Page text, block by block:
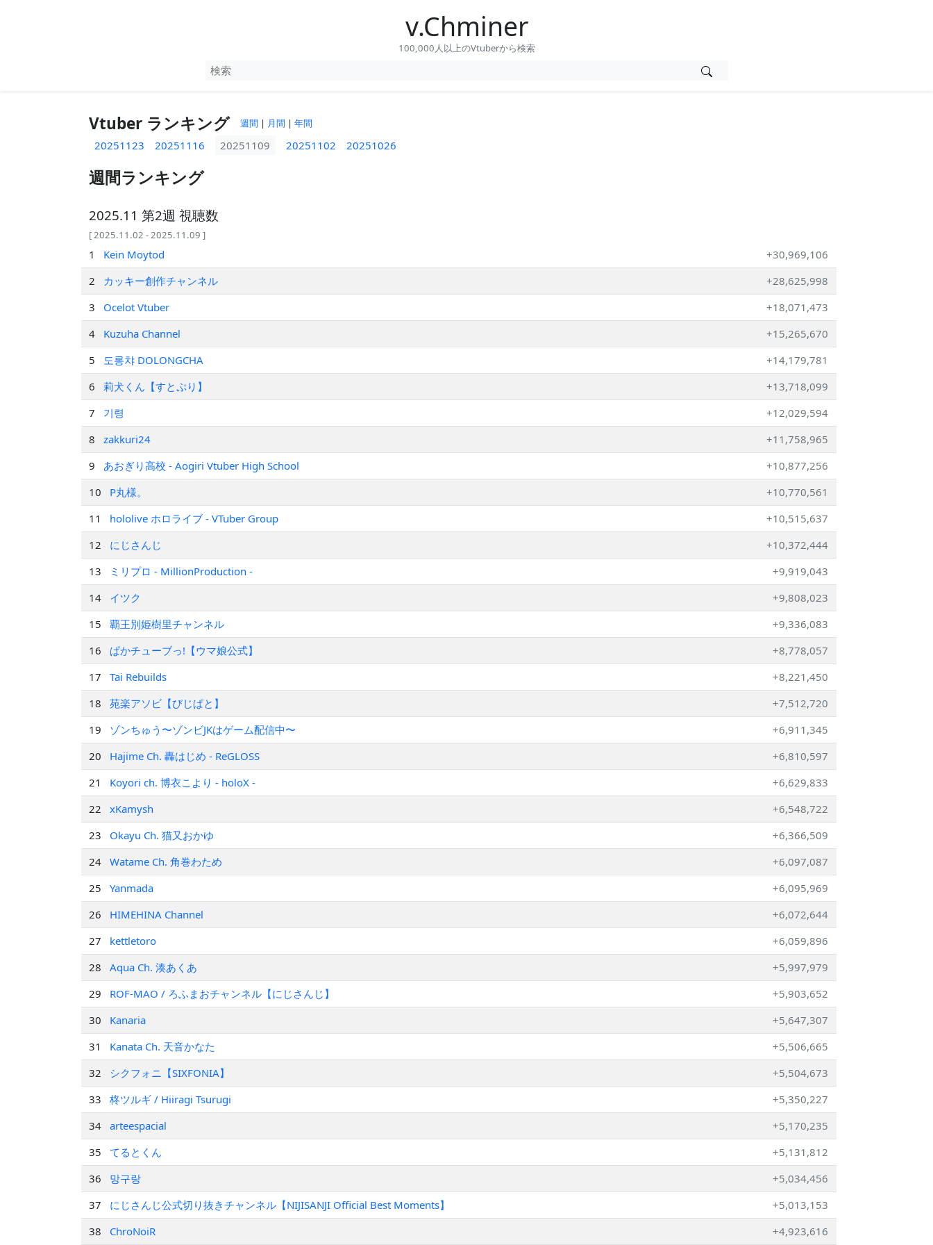
v.Chminer
100,000人以上のVtuberから検索
Vtuber ランキング 週間 | 月間 |年間
20251123 20251116 20251109 20251102 20251026
週間ランキング
2025.11 第2週 視聴数
[ 2025.11.02 - 2025.11.09 ]
1 Kein Moytod
+30,969,106
2
カッキー創作チャンネル
+28,625,998
3
Ocelot Vtuber
+18,071,473
4
Kuzuha Channel
+15,265,670
5
도롱챠 DOLONGCHA
+14,179,781
6
莉犬くん【すとぷり】
+13,718,099
7
기령
+12,029,594
8
zakkuri24
+11,758,965
9
あおぎり高校 - Aogiri Vtuber High School
+10,877,256
10
P丸様。
+10,770,561
11
hololive ホロライブ - VTuber Group
+10,515,637
12
にじさんじ
+10,372,444
13
ミリプロ - MillionProduction -
+9,919,043
14
イツク
+9,808,023
15
覇王別姫樹里チャンネル
+9,336,083
16
ぱかチューブっ!【ウマ娘公式】
+8,778,057
17
Tai Rebuilds
+8,221,450
18
苑楽アソビ【びじぱと】
+7,512,720
19
ゾンちゅう〜ゾンビJKはゲーム配信中〜
+6,911,345
20
Hajime Ch. 轟はじめ ‐ ReGLOSS
+6,810,597
21
Koyori ch. 博衣こより - holoX -
+6,629,833
22
xKamysh
+6,548,722
23
Okayu Ch. 猫又おかゆ
+6,366,509
24 Watame Ch. 角巻わため
+6,097,087
25
Yanmada
+6,095,969
26
HIMEHINA Channel
+6,072,644
27
kettletoro
+6,059,896
28
Aqua Ch. 湊あくあ
+5,997,979
29
ROF-MAO / ろふまおチャンネル【にじさんじ】
+5,903,652
30
Kanaria
+5,647,307
31
Kanata Ch. 天音かなた
+5,506,665
32
シクフォニ【SIXFONIA】
+5,504,673
33
柊ツルギ / Hiiragi Tsurugi
+5,350,227
34 arteespacial
+5,170,235
35
てるとくん
+5,131,812
36
망구랑
+5,034,456
37
にじさんじ公式切り抜きチャンネル【NIJISANJI Official Best Moments】
+5,013,153
38
ChroNoiR
+4,923,616